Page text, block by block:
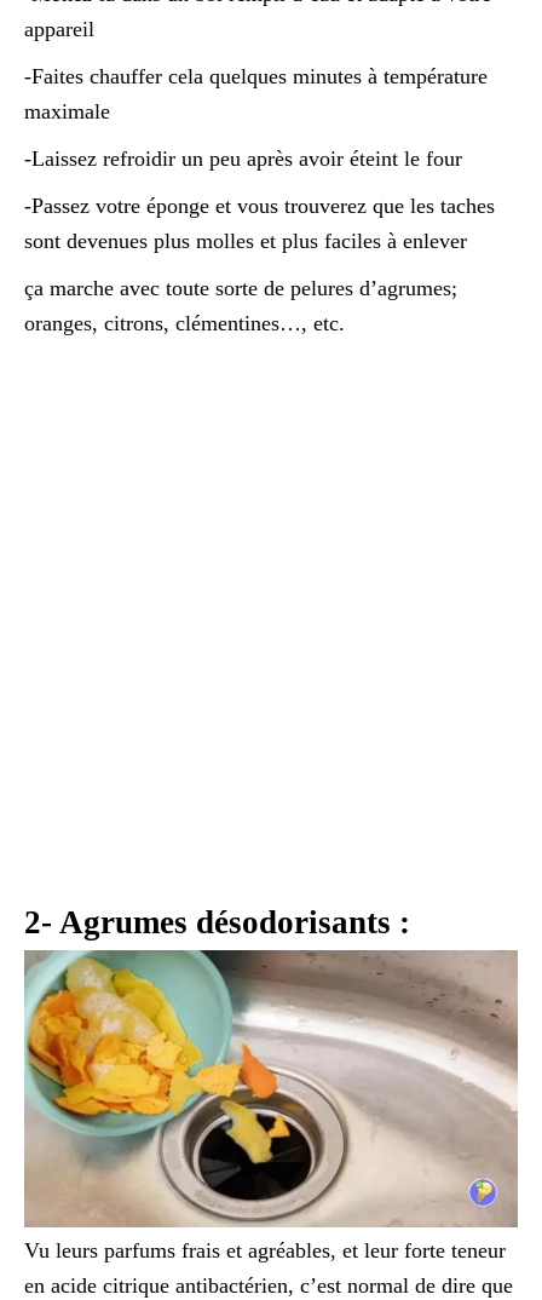
appareil
-Faites chauffer cela quelques minutes à température
maximale
-Laissez refroidir un peu après avoir éteint le four
-Passez votre éponge et vous trouverez que les taches
sont devenues plus molles et plus faciles à enlever
ça marche avec toute sorte de pelures d’agrumes;
oranges, citrons, clémentines…, etc.
2- Agrumes désodorisants :
Vu leurs parfums frais et agréables, et leur forte teneur
en acide citrique antibactérien, c’est normal de dire que